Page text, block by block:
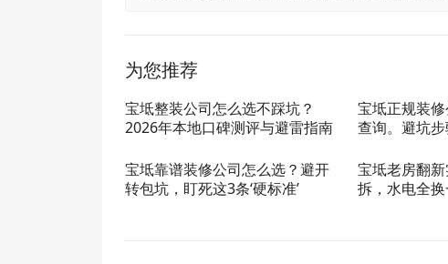
为您推荐
宝坻整装公司怎么选不踩坑？
2026年本地口碑测评与避雷指南
宝坻正规装
查询。避坑
宝坻靠谱装修公司怎么选？避开
转包坑，盯死这3条‘硬标准’
宝坻老房翻
拆，水电全